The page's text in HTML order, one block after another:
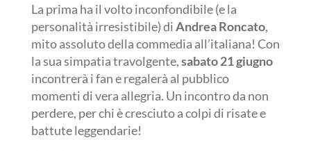
La prima ha il volto inconfondibile (e la
personalità irresistibile) diAndrea Roncato,
mito assoluto della commedia all’italiana! Con
la sua simpatia travolgente,sabato 21 giugno
incontrerà i fan e regalerà al pubblico
momenti di vera allegria. Un incontro da non
perdere, per chi è cresciuto a colpi di risate e
battute leggendarie!